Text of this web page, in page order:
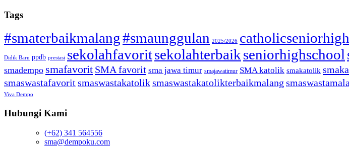
Tags
#smaterbaikmalang#smaunggulan 2025/2026
Didik Baru ppdb prestasi sekolahfavoritsekolahterbaikseniorhighschool
smadempo smafavorit SMA favorit sma jawa timur smajawatimur SMA katolik smakatolik
smaswastafavoritsmaswastakatoliksmaswastakatolikterbaikmalang
Viva Dempo
Hubungi Kami
(+62) 341 564556
sma@dempoku.com